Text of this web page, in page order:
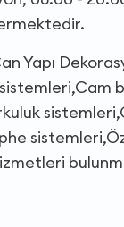
Yapı